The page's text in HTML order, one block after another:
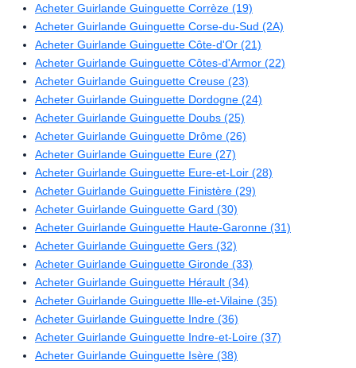
Acheter Guirlande Guinguette Corrèze (19)
Acheter Guirlande Guinguette Corse-du-Sud (2A)
Acheter Guirlande Guinguette Côte-d'Or (21)
Acheter Guirlande Guinguette Côtes-d'Armor (22)
Acheter Guirlande Guinguette Creuse (23)
Acheter Guirlande Guinguette Dordogne (24)
Acheter Guirlande Guinguette Doubs (25)
Acheter Guirlande Guinguette Drôme (26)
Acheter Guirlande Guinguette Eure (27)
Acheter Guirlande Guinguette Eure-et-Loir (28)
Acheter Guirlande Guinguette Finistère (29)
Acheter Guirlande Guinguette Gard (30)
Acheter Guirlande Guinguette Haute-Garonne (31)
Acheter Guirlande Guinguette Gers (32)
Acheter Guirlande Guinguette Gironde (33)
Acheter Guirlande Guinguette Hérault (34)
Acheter Guirlande Guinguette Ille-et-Vilaine (35)
Acheter Guirlande Guinguette Indre (36)
Acheter Guirlande Guinguette Indre-et-Loire (37)
Acheter Guirlande Guinguette Isère (38)